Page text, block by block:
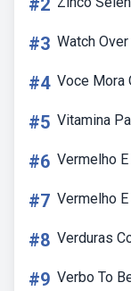
#2
#3 Watch
#4 Voce Mora
#5 Vitamina
#6 Vermelho
#7 Vermelho
#8 Verduras
#9 Verbo To